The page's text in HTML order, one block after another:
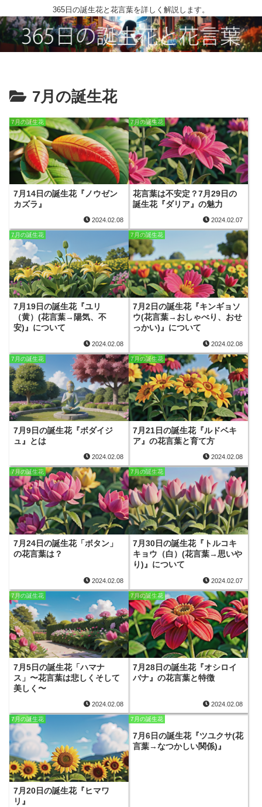
365日の誕生花と花言葉を詳しく解説します。
7月の誕生花
7月の誕生花
7月14日の誕生花『ノウゼン
カズラ』
2024.02.08
7月の誕生花
花言葉は不安定？7月29日の
誕生花『ダリア』の魅力
2024.02.07
7月の誕生花
7月19日の誕生花『ユリ
（黄）(花言葉→陽気、不
安)』について
2024.02.08
7月の誕生花
7月2日の誕生花『キンギョソ
ウ(花言葉→おしゃべり、おせ
っかい)』について
2024.02.08
7月の誕生花
7月9日の誕生花『ボダイジ
ュ』とは
2024.02.08
7月の誕生花
7月21日の誕生花『ルドベキ
ア』の花言葉と育て方
2024.02.08
7月の誕生花
7月24日の誕生花「ボタン」
の花言葉は？
2024.02.08
7月の誕生花
7月30日の誕生花『トルコキ
キョウ（白）(花言葉→思いや
り)』について
2024.02.07
7月の誕生花
7月5日の誕生花「ハマナ
ス」〜花言葉は悲しくそして
美しく〜
2024.02.08
7月の誕生花
7月28日の誕生花『オシロイ
バナ』の花言葉と特徴
2024.02.08
7月の誕生花
7月20日の誕生花『ヒマワ
リ』
7月の誕生花
7月6日の誕生花『ツユクサ(花
言葉→なつかしい関係)』